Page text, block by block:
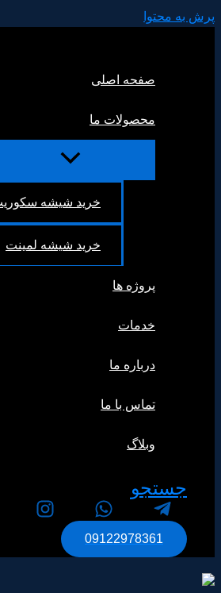
پرش به محتوا
صفحه اصلی
محصولات ما
خرید شیشه
خرید شیشه لمینت
پروژه ها
خدمات
درباره ما
تماس با ما
وبلاگ
جستجو
09122978361